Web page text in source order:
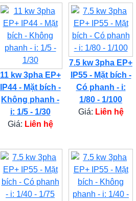
11 kw 3pha EP+
IP44 - Mặt bích -
Không phanh -
i: 1/5 - 1/30
Giá: Liên hệ
7.5 kw 3pha EP+
IP55 - Mặt bích -
Có phanh - i:
1/80 - 1/100
Giá: Liên hệ